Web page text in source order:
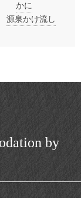
かに
源泉かけ流し
by